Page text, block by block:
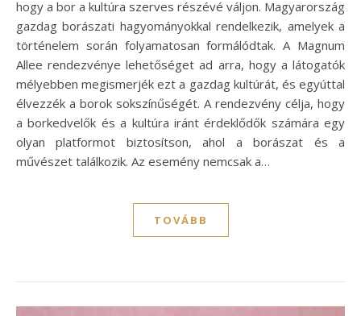
hogy a bor a kultúra szerves részévé váljon. Magyarország
gazdag borászati hagyományokkal rendelkezik, amelyek a
történelem során folyamatosan formálódtak. A Magnum
Allee rendezvénye lehetőséget ad arra, hogy a látogatók
mélyebben megismerjék ezt a gazdag kultúrát, és egyúttal
élvezzék a borok sokszínűségét. A rendezvény célja, hogy
a borkedvelők és a kultúra iránt érdeklődők számára egy
olyan platformot biztosítson, ahol a borászat és a
művészet találkozik. Az esemény nemcsak a…
TOVÁBB